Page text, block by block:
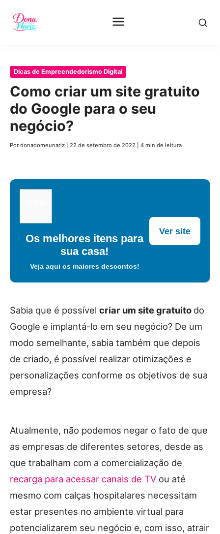
Pular
conteúdo
Dicas de Empreendedorismo Digital
Como criar um site gratuito
do Google para o seu
negócio?
Por donadomeunariz 22 de setembro de 2022 4 min de leitura
Os melhores itens para
sua casa!
Veja aqui os maiores descontos!
Ver site
Sabia que é possível criar um site gratuito do
Google e implantá-lo em seu negócio? De um
modo semelhante, sabia também que depois
de criado, é possível realizar otimizações e
personalizações conforme os objetivos de sua
empresa?
Atualmente, não podemos negar o fato de que
as empresas de diferentes setores, desde as
que trabalham com a comercialização de
recarga para acessar canais de TV ou até
mesmo com calças hospitalares necessitam
estar presentes no ambiente virtual para
potencializarem seu negócio e, com isso, atrair